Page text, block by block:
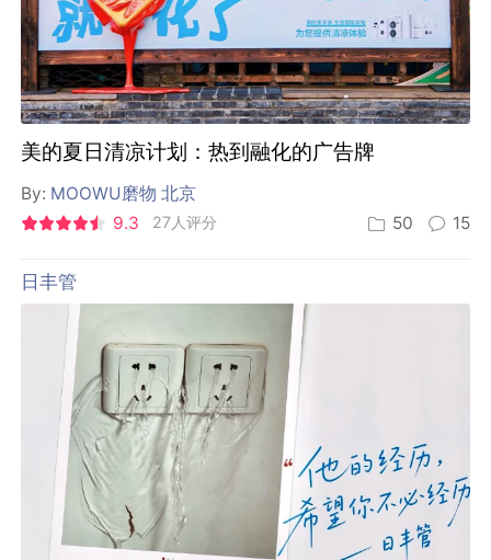
美的夏日清凉计划：热到融化的广告牌
By: MOOWU磨物 北京
9.3
27人评分 50 15
日丰管